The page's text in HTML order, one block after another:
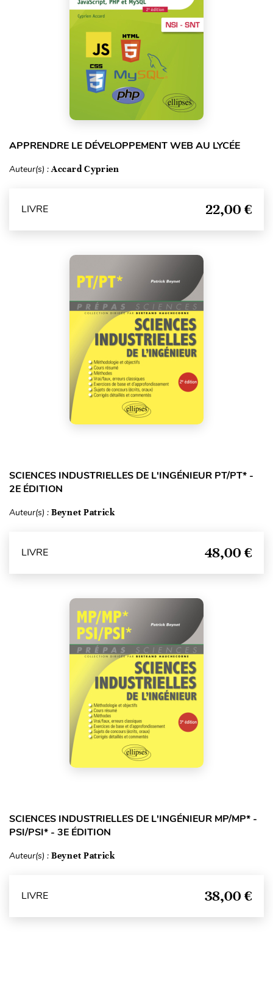
APPRENDRE LE DÉVELOPPEMENT WEB AU LYCÉE
Auteur(s) :Accard Cyprien
LIVRE 22,00 €
SCIENCES INDUSTRIELLES DE L'INGÉNIEUR PT/PT* -
2E ÉDITION
Auteur(s) : Beynet Patrick
LIVRE 48,00 €
SCIENCES INDUSTRIELLES DE L'INGÉNIEUR MP/MP* -
PSI/PSI* - 3E ÉDITION
Auteur(s) : Beynet Patrick
LIVRE 38,00 €